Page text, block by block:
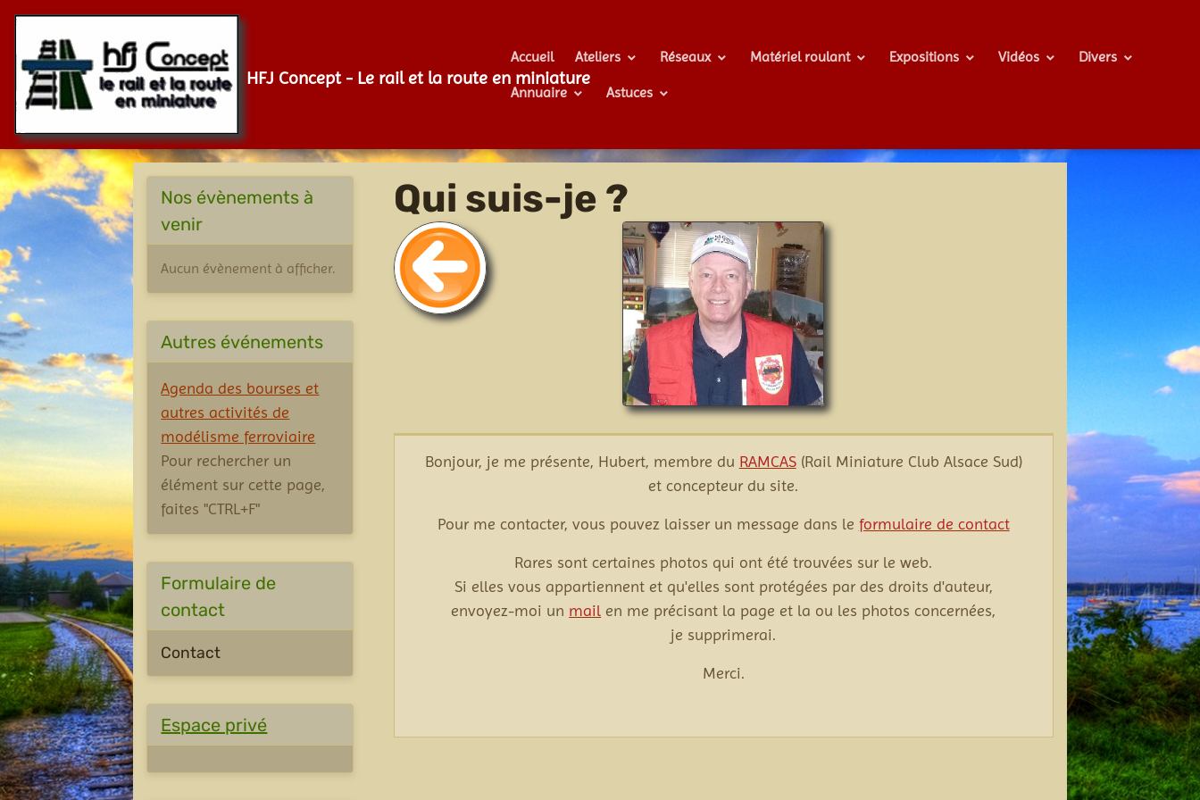
HFJ Concept - Le rail et la route en miniature
Accueil Ateliers Réseaux Matériel roulant Expositions Vidéos Divers
Annuaire Astuces
Qui suis-je ?
Bonjour, je me présente, Hubert, membre du RAMCAS(Rail Miniature Club Alsace Sud)
et concepteur du site.
Pour me contacter, vous pouvez laisser un message dans le formulaire de contact
Rares sont certaines photos qui ont été trouvées sur le web.
Si elles vous appartiennent et qu'elles sont protégées par des droits d'auteur,
envoyez-moi un mail en me précisant la page et la ou les photos concernées,
je supprimerai.
Merci.
Nos évènements à
venir
Aucun évènement à afficher.
Autres événements
Agenda des bourses et
autres activités de
modélisme ferroviaire
Pour rechercher un
élément sur cette page,
faites "CTRL+F"
Formulaire de
contact
Contact
Espace privé